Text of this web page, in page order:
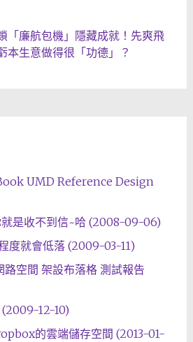
「廉航包機」隱藏成就！先爽飛
本生意做得很「功德」？
UMD Reference Design
是收不到信~哈 (2008-09-06)
度就會低落 (2009-03-11)
空間 架設布落格 測試報告
(2009-12-10)
的雲端儲存空間 (2013-01-